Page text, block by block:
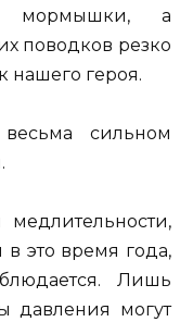
мормышки, а
поводков резко
нашего героя.
сильном
это время года,
Лишь
давления могут